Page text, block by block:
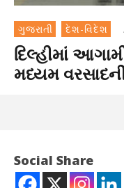
ગુજરાતી દેશ-વિદેશ
દિલ્હીમાં
મધ્યમ
Social Share